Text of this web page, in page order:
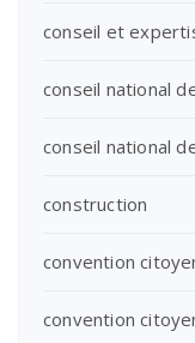
conseil et
conseil national
conseil national
construction
convention
convention